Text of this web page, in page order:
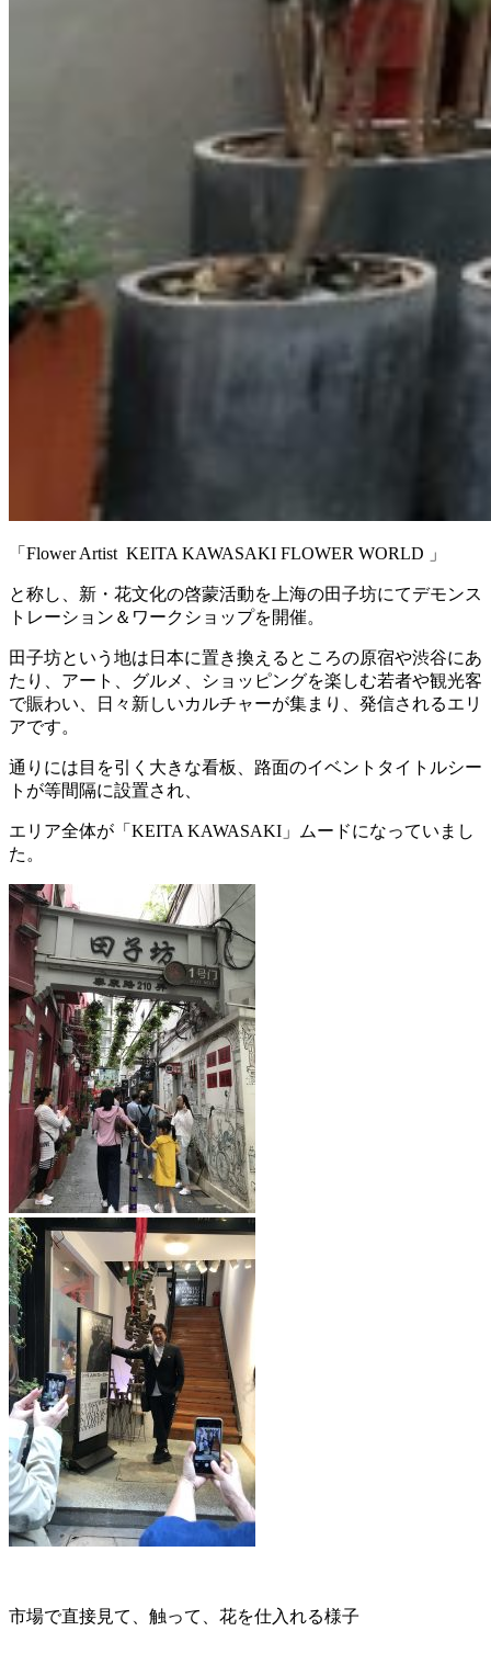
「Flower Artist KEITA KAWASAKI FLOWER WORLD 」
と称し、新・花文化の啓蒙活動を上海の田子坊にてデモンス
トレーション＆ワークショップを開催。
田子坊という地は日本に置き換えるところの原宿や渋谷にあ
たり、アート、グルメ、ショッピングを楽しむ若者や観光客
で賑わい、日々新しいカルチャーが集まり、発信されるエリ
アです。
通りには目を引く大きな看板、路面のイベントタイトルシー
トが等間隔に設置され、
エリア全体が「KEITA KAWASAKI」ムードになっていまし
た。
市場で直接見て、触って、花を仕入れる様子